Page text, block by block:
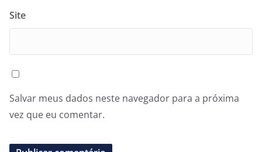
Site
Salvar meus dados neste navegador para a próxima
vez que eu comentar.